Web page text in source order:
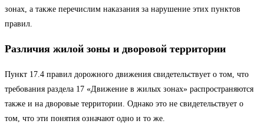
зонах, а также перечислим наказания за нарушение этих пунктов
правил.
Различия жилой зоны и дворовой территории
Пункт 17.4 правил дорожного движения свидетельствует о том, что
требования раздела 17 «Движение в жилых зонах» распространяются
также и на дворовые территории. Однако это не свидетельствует о
том, что эти понятия означают одно и то же.